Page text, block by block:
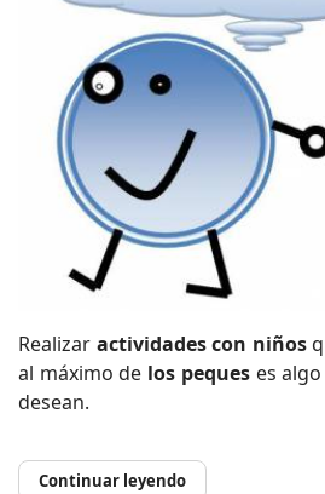
Realizar actividades con niños
al máximo de los pequeses algo
desean.
Continuar leyendo